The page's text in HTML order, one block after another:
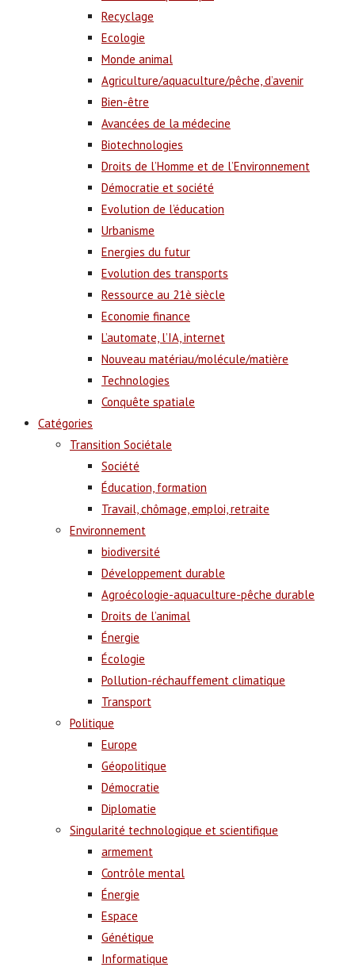
Recyclage
Ecologie
Monde animal
Agriculture/aquaculture/pêche, d’avenir
Bien-être
Avancées de la médecine
Biotechnologies
Droits de l’Homme et de l’Environnement
Démocratie et société
Evolution de l’éducation
Urbanisme
Energies du futur
Evolution des transports
Ressource au 21è siècle
Economie finance
L’automate, l’IA, internet
Nouveau matériau/molécule/matière
Technologies
Conquête spatiale
Catégories
Transition Sociétale
Société
Éducation, formation
Travail, chômage, emploi, retraite
Environnement
biodiversité
Développement durable
Agroécologie-aquaculture-pêche durable
Droits de l’animal
Énergie
Écologie
Pollution-réchauffement climatique
Transport
Politique
Europe
Géopolitique
Démocratie
Diplomatie
Singularité technologique et scientifique
armement
Contrôle mental
Énergie
Espace
Génétique
Informatique